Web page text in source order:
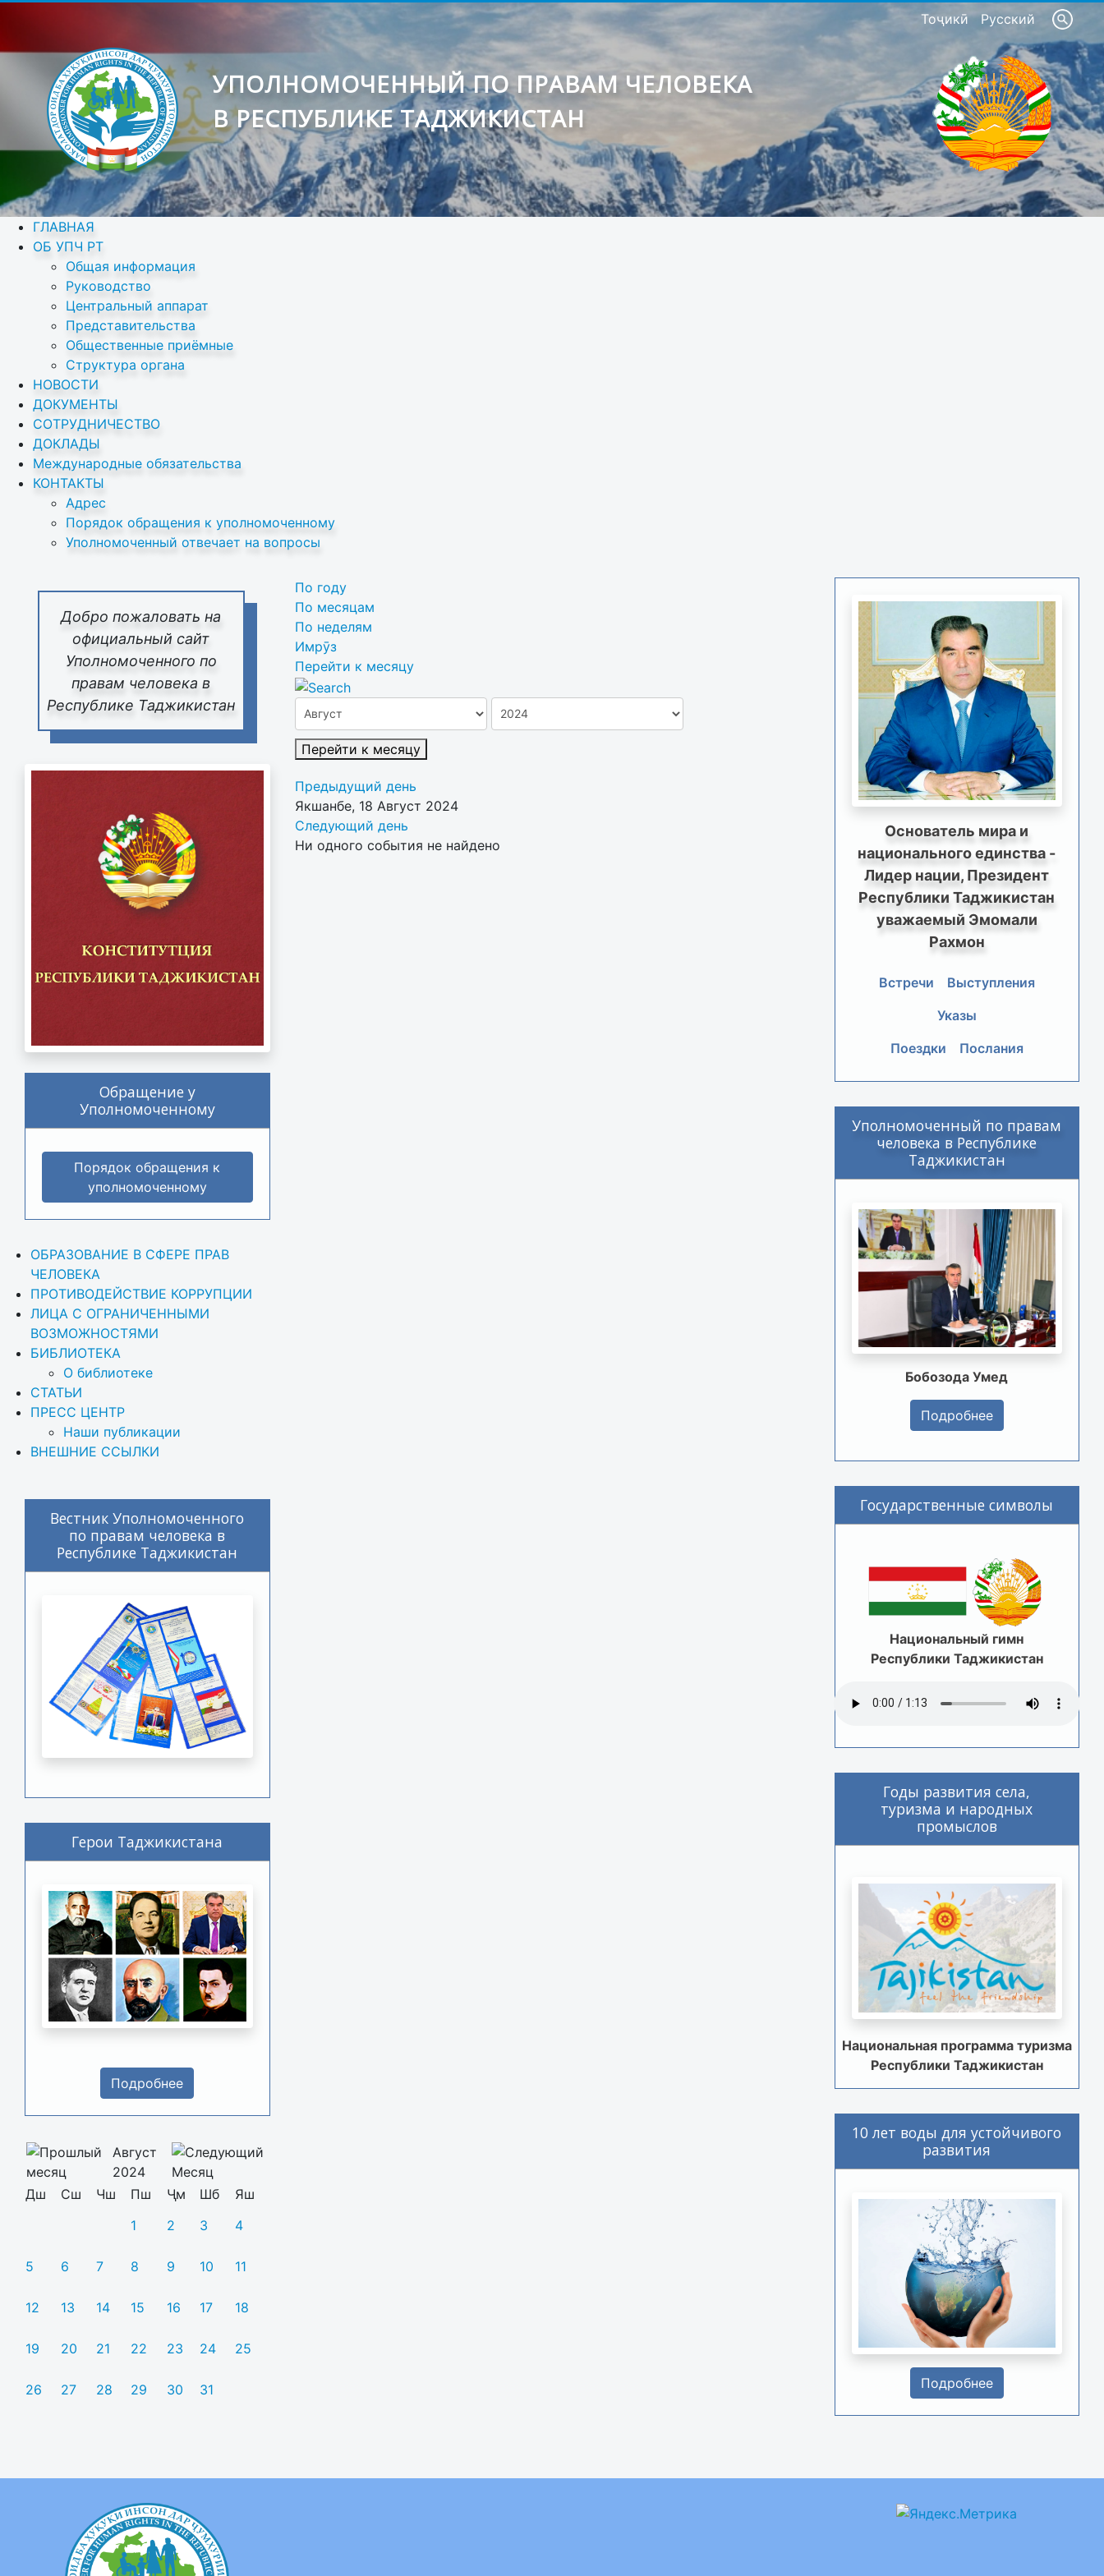
Тоҷикӣ Русский
УПОЛНОМОЧЕННЫЙ ПО ПРАВАМ ЧЕЛОВЕКА
В РЕСПУБЛИКЕ ТАДЖИКИСТАН
ГЛАВНАЯ
ОБ УПЧ РТ
Общая информация
Руководство
Центральный аппарат
Представительства
Общественные приёмные
Структура органа
НОВОСТИ
ДОКУМЕНТЫ
СОТРУДНИЧЕСТВО
ДОКЛАДЫ
Международные обязательства
КОНТАКТЫ
Адрес
Порядок обращения к уполномоченному
Уполномоченный отвечает на вопросы
Добро пожаловать на
официальный сайт
Уполномоченного по
правам человека в
Республике Таджикистан
Обращение у
Уполномоченному
Порядок обращения к
уполномоченному
ОБРАЗОВАНИЕ В СФЕРЕ ПРАВ
ЧЕЛОВЕКА
ПРОТИВОДЕЙСТВИЕ КОРРУПЦИИ
ЛИЦА С ОГРАНИЧЕННЫМИ
ВОЗМОЖНОСТЯМИ
БИБЛИОТЕКА
О библиотеке
СТАТЬИ
ПРЕСС ЦЕНТР
Наши публикации
ВНЕШНИЕ ССЫЛКИ
Вестник Уполномоченного
по правам человека в
Республике Таджикистан
Герои Таджикистана
Подробнее
Август
2024
Дш
Сш Чш Пш Ҷм Шб
Яш
1
2 3 4
5 6 7 8 9 10 11
12 13 14 15 16 17 18
19 20 21 22 23 24 25
26 27 28 29 30 31
По году
По месяцам
По неделям
Имрӯз
Перейти к месяцу
Перейти к месяцу
Предыдущий день
Якшанбе, 18 Август 2024
Следующий день
Ни одного события не найдено
Основатель мира и
национального единства -
Лидер нации, Президент
Республики Таджикистан
уважаемый Эмомали
Рахмон
Встречи
Выступления
Указы
Поездки
Послания
Уполномоченный по правам
человека в Республике
Таджикистан
Бобозода Умед
Подробнее
Государственные символы
Национальный гимн
Республики Таджикистан
Годы развития села,
туризма и народных
промыслов
Национальная программа туризма
Республики Таджикистан
10 лет воды для устойчивого
развития
Подробнее